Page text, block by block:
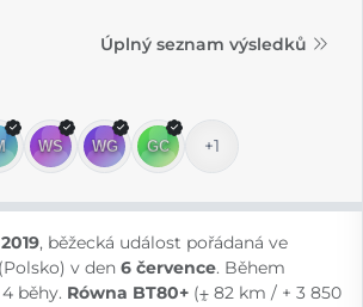
Úplný seznam výsledků
+1
2019, běžecká událost pořádaná ve
(Polsko) v den 6 července. Během
běhy. Równa BT80+ (⨦ 82 km / + 3 850